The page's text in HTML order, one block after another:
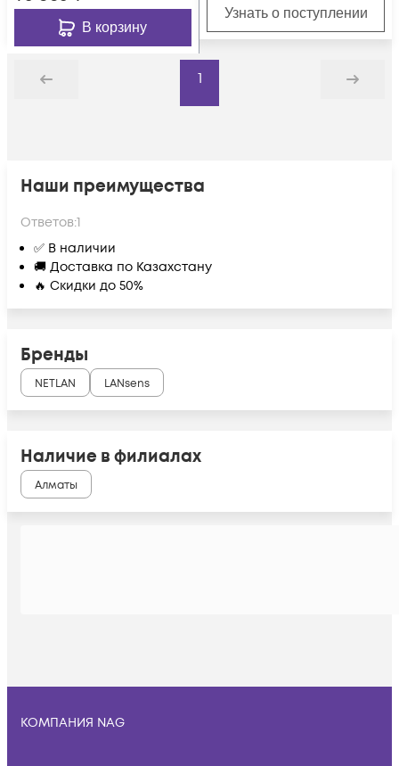
В корзину
Узнать о поступлении
Назад
1
Дальше
Наши преимущества
Ответов:1
✅ В наличии
🚚 Доставка по Казахстану
🔥 Скидки до 50%
Бренды
NETLAN LANsens
Наличие в филиалах
Алматы
КОМПАНИЯ NAG